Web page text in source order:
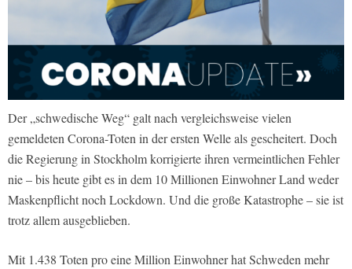
Der „schwedische Weg“ galt nach vergleichsweise vielen
gemeldeten Corona-Toten in der ersten Welle als gescheitert. Doch
die Regierung in Stockholm korrigierte ihren vermeintlichen Fehler
nie – bis heute gibt es in dem 10 Millionen Einwohner Land weder
Maskenpflicht noch Lockdown. Und die große Katastrophe – sie ist
trotz allem ausgeblieben.
Mit 1.438 Toten pro eine Million Einwohner hat Schweden mehr